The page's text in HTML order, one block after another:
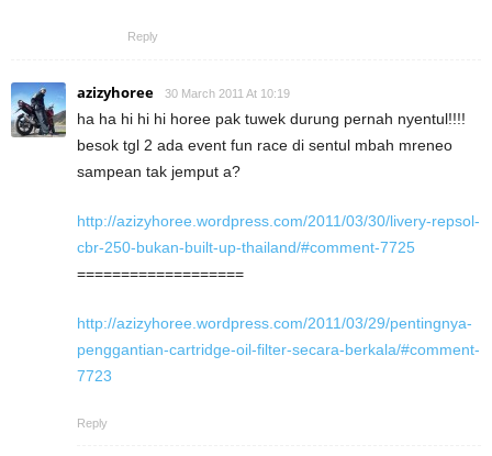
Reply
azizyhoree 30 March 2011 At 10:19
ha ha hi hi hi horee pak tuwek durung pernah nyentul!!!!
besok tgl 2 ada event fun race di sentul mbah mreneo
sampean tak jemput a?
http://azizyhoree.wordpress.com/2011/03/30/livery-repsol-
cbr-250-bukan-built-up-thailand/#comment-7725
===================
http://azizyhoree.wordpress.com/2011/03/29/pentingnya-
penggantian-cartridge-oil-filter-secara-berkala/#comment-
7723
Reply